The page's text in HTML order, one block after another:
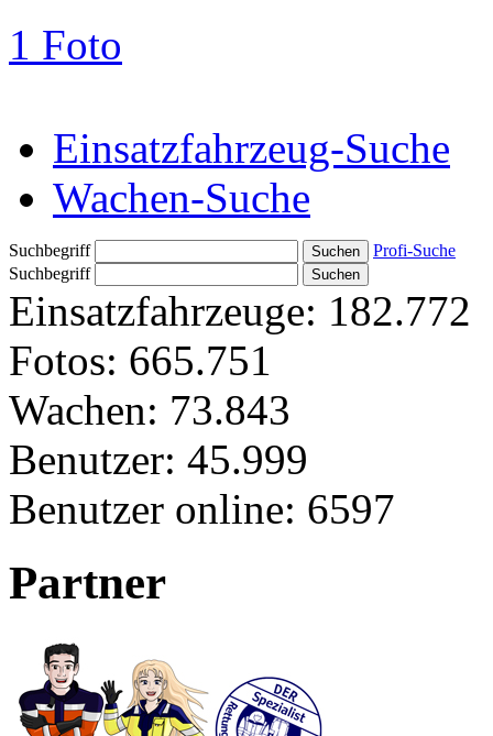
1 Foto
Einsatzfahrzeug-Suche
Wachen-Suche
Suchbegriff
Profi-Suche
Suchbegriff
Einsatzfahrzeuge: 182.772
Fotos: 665.751
Wachen: 73.843
Benutzer: 45.999
Benutzer online: 6597
Partner